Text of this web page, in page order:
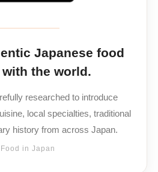
Japanese food
the world.
researched to introduce
local specialties, traditional
history from across Japan.
in Japan